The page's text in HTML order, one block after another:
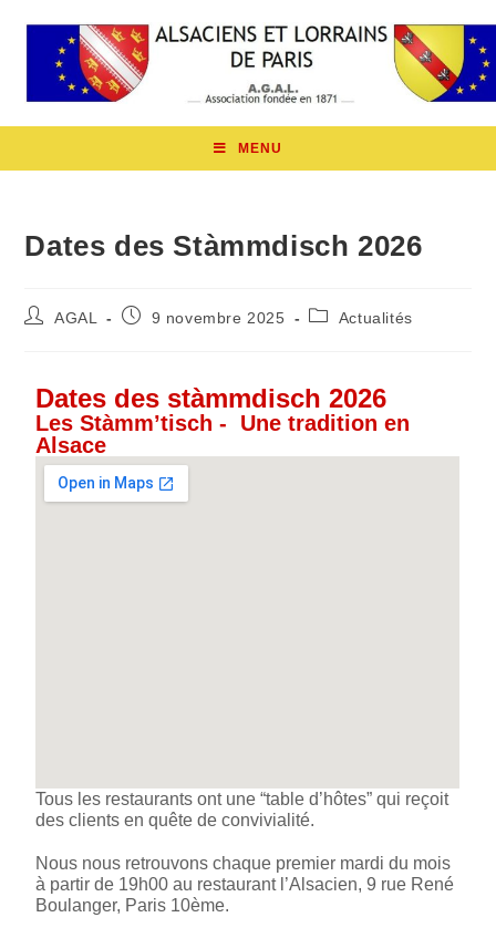
MENU
Dates des Stàmmdisch 2026
AGAL 9 novembre 2025 Actualités
Dates des stàmmdisch 2026
Les Stàmm’tisch - Une tradition en
Alsace
Tous les restaurants ont une “table d’hôtes” qui reçoit
des clients en quête de convivialité.
Nous nous retrouvons chaque premier mardi du mois
à partir de 19h00 au restaurant l’Alsacien, 9 rue René
Boulanger, Paris 10ème.